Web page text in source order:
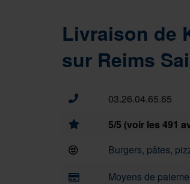
Livraison de
sur Reims
03.26.04.65.65
5/5 (voir les 491
Burgers, pâtes,
Moyens de